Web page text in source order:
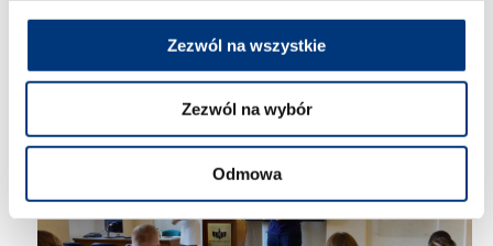
Zezwól na wszystkie
Zezwól na wybór
Odmowa